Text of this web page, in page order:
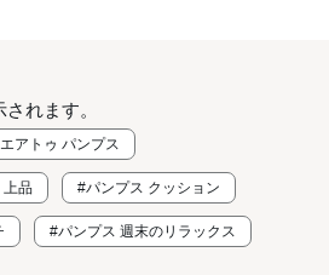
れます。
アトゥ パンプス
上品 #パンプス クッション
#パンプス 週末のリラックス